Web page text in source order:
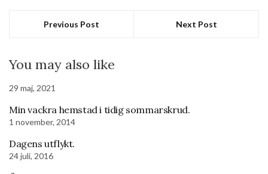
Previous Post Next Post
You may also like
29 maj, 2021
Min vackra hemstad i tidig sommarskrud.
1 november, 2014
Dagens utflykt.
24 juli, 2016